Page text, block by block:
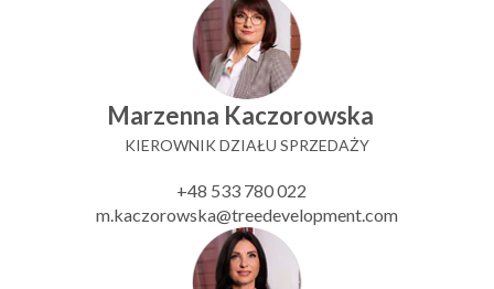
Marzenna Kaczorowska
KIEROWNIK DZIAŁU SPRZEDAŻY
+48 533 780 022
m.kaczorowska@treedevelopment.com